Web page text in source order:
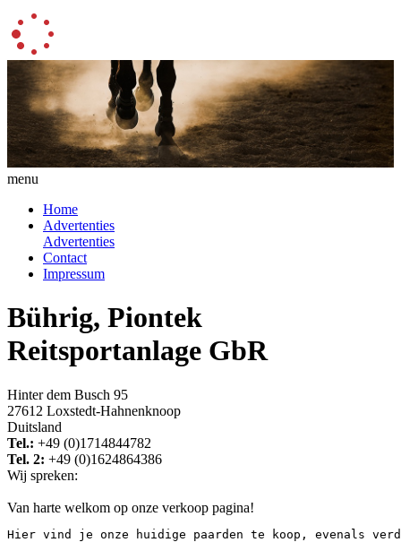
menu
Home
Advertenties
Advertenties
Contact
Impressum
Bührig, Piontek
Reitsportanlage GbR
Hinter dem Busch 95
27612 Loxstedt-Hahnenknoop
Duitsland
Tel.: +49 (0)1714844782
Tel. 2: +49 (0)1624864386
Wij spreken:
Van harte welkom op onze verkoop pagina!
Hier vind je onze huidige paarden te koop, evenals